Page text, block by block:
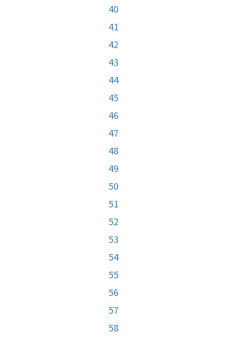
40
41
42
43
44
45
46
47
48
49
50
51
52
53
54
55
56
57
58